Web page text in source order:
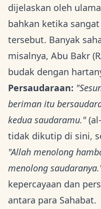
dijelaskan oleh
bahkan ketika
tersebut. Banyak
misalnya, Abu Bakr
budak dengan
Persaudaraan:
beriman itu
kedua saudaramu."
tidak dikutip di sini,
"Allah menolong
menolong
kepercayaan dan
antara para Sahabat.